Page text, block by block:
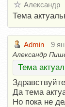
Александр
Тема
Admin 9
Александр
Тема
Да тема
Но пока не